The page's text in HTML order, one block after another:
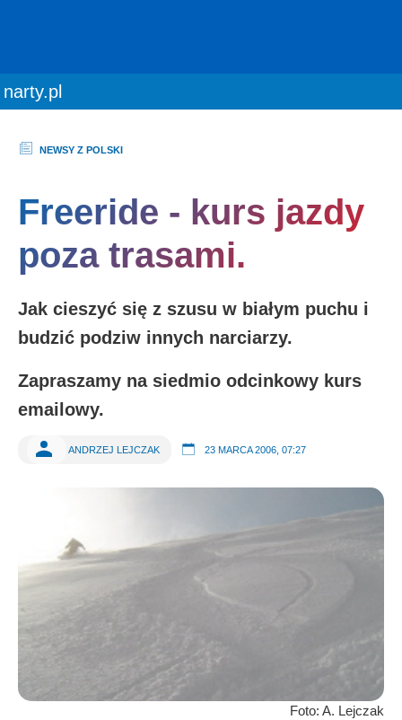
You are here:
narty.pl
NEWSY Z POLSKI
Freeride - kurs jazdy
poza trasami.
Jak cieszyć się z szusu w białym puchu i
budzić podziw innych narciarzy.
Zapraszamy na siedmio odcinkowy kurs
emailowy.
ANDRZEJ LEJCZAK 23 MARCA 2006, 07:27
Foto: A. Lejczak